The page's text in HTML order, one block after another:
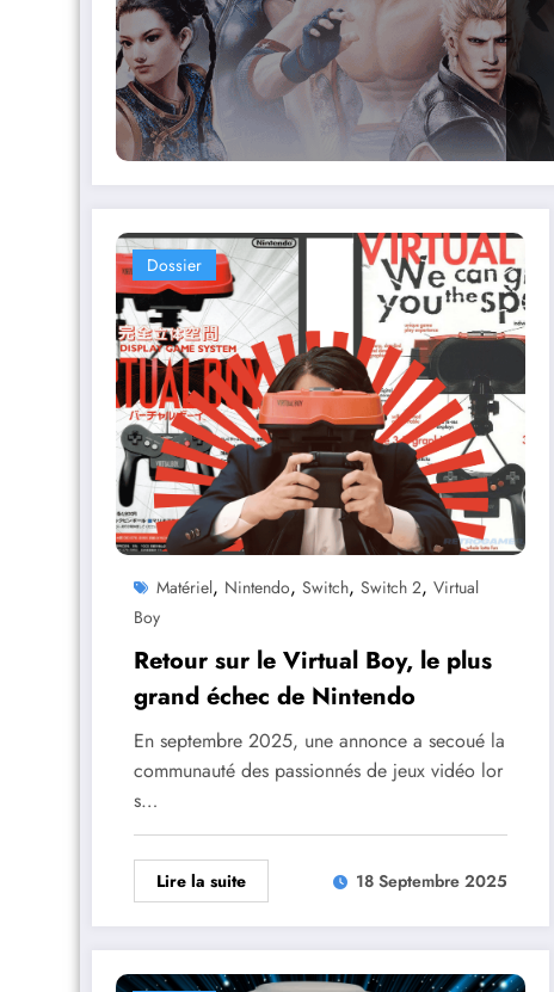
Dossier
Matériel, Nintendo, Switch, Switch 2, Virtual
Boy
Retour sur le Virtual Boy, le plus
grand échec de Nintendo
En septembre 2025, une annonce a secoué la
communauté des passionnés de jeux vidéo lor
s…
Lire la suite 18 Septembre 2025